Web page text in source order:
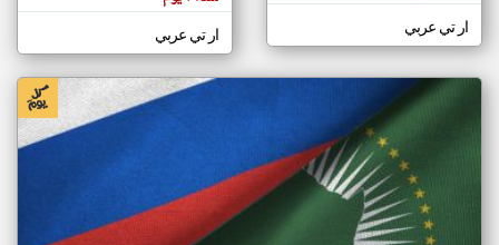
أهم اخبار جزر القمر العاجلة والمباشرة
كاتبيها.ار تي عربي ار تي عربي